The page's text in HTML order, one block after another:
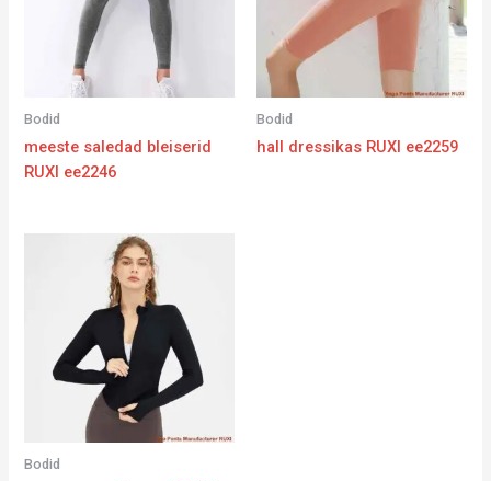
Bodid
meeste saledad bleiserid
RUXI ee2246
Bodid
hall dressikas RUXI ee2259
Bodid